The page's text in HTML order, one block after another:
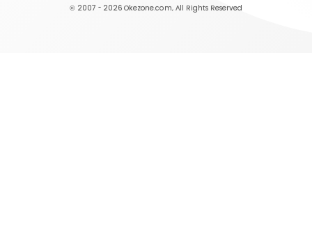
© 2007 - 2026 Okezone.com, All Rights Reserved